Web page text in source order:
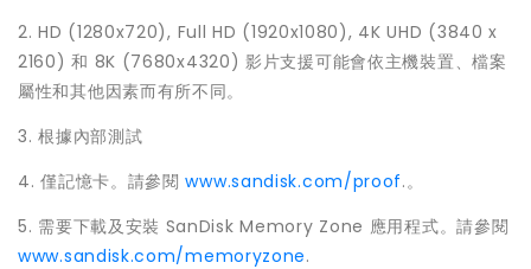
2. HD (1280x720), Full HD (1920x1080), 4K UHD (3840 x
2160) 和 8K (7680x4320) 影片支援可能會依主機裝置、檔案
屬性和其他因素而有所不同。
3. 根據內部測試
4. 僅記憶卡。請參閱www.sandisk.com/proof.。
5. 需要下載及安裝 SanDisk Memory Zone 應用程式。請參閱
www.sandisk.com/memoryzone.